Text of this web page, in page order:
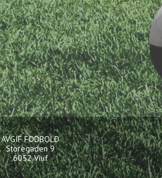
AVGIF FODBOLD
Storegaden 9
6052 Viuf